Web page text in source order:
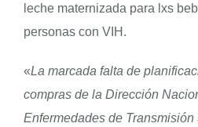
leche maternizada para lxs
personas con VIH.
«La marcada falta de
compras de la Dirección
Enfermedades de